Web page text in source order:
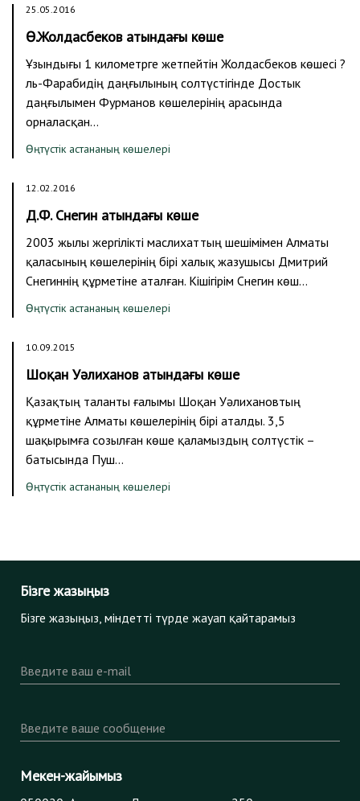
25.05.2016
Ө.Жолдасбеков атындағы көше
Ұзындығы 1 километрге жетпейтін Жолдасбеков көшесі ?
ль-Фарабидің даңғылының солтүстігінде Достык
даңғылымен Фурманов көшелерінің арасында
орналасқан…
Өңтүстік астананың көшелері
12.02.2016
Д.Ф. Снегин атындағы көше
2003 жылы жергілікті маслихаттың шешімімен Алматы
қаласының көшелерінің бірі халық жазушысы Дмитрий
Снегиннің құрметіне аталған. Кішігірім Снегин көш…
Өңтүстік астананың көшелері
10.09.2015
Шоқан Уәлиханов атындағы көше
Қазақтың таланты ғалымы Шоқан Уәлихановтың
құрметіне Алматы көшелерінің бірі аталды. 3,5
шақырымға созылған көше қаламыздың солтүстік –
батысында Пуш…
Өңтүстік астананың көшелері
Бізге жазыңыз
Бізге жазыңыз, міндетті түрде жауап қайтарамыз
Введите ваш e-mail
Введите ваше сообщение
Мекен-жайымыз